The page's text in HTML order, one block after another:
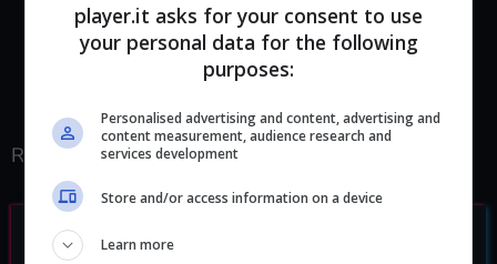
Come intraprendere i viaggi;
Guida alle battaglie navali
Restate sintonizzati per ulteriori news in merito.
player.it asks for your consent to use
your personal data for the following
purposes:
Personalised advertising and content, advertising and
content measurement, audience research and
services development
Store and/or access information on a device
Learn more